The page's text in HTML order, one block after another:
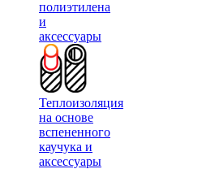
полиэтилена
и
аксессуары
Теплоизоляция
на основе
вспененного
каучука и
аксессуары